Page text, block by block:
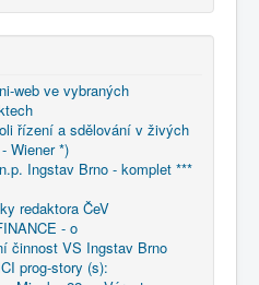
web ve vybraných
řízení a sdělování v živých
Wiener *)
Ingstav Brno - komplet ***
redaktora ČeV
- o
činnost VS Ingstav Brno
prog-story (s):